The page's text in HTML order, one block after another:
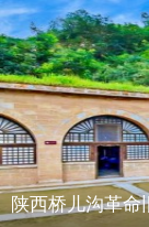
陕西桥儿沟革
多地空气